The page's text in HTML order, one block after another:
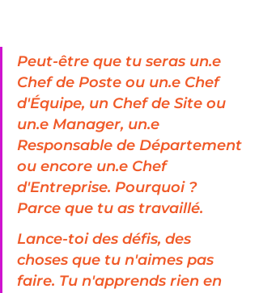
Peut-être que tu seras un.e
Chef de Poste ou un.e Chef
d'Équipe, un Chef de Site ou
un.e Manager, un.e
Responsable de Département
ou encore un.e Chef
d'Entreprise. Pourquoi ?
Parce que tu as travaillé.
Lance-toi des défis, des
choses que tu n'aimes pas
faire. Tu n'apprends rien en